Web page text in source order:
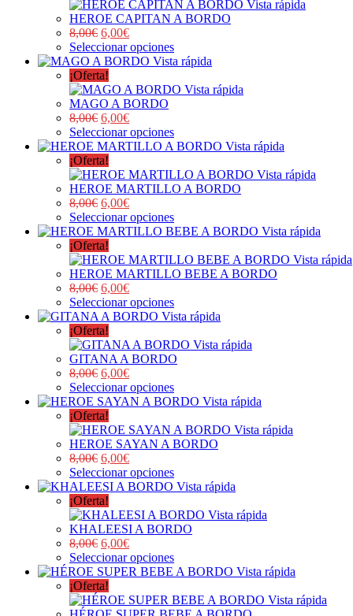
Vista rápida
HEROE CAPITAN A BORDO
8,00€ 6,00€
Seleccionar opciones
Vista rápida
¡Oferta!
Vista rápida
MAGO A BORDO
8,00€ 6,00€
Seleccionar opciones
Vista rápida
¡Oferta!
Vista rápida
HEROE MARTILLO A BORDO
8,00€ 6,00€
Seleccionar opciones
Vista rápida
¡Oferta!
Vista rápida
HEROE MARTILLO BEBE A BORDO
8,00€ 6,00€
Seleccionar opciones
Vista rápida
¡Oferta!
Vista rápida
GITANA A BORDO
8,00€ 6,00€
Seleccionar opciones
Vista rápida
¡Oferta!
Vista rápida
HEROE SAYAN A BORDO
8,00€ 6,00€
Seleccionar opciones
Vista rápida
¡Oferta!
Vista rápida
KHALEESI A BORDO
8,00€ 6,00€
Seleccionar opciones
Vista rápida
¡Oferta!
Vista rápida